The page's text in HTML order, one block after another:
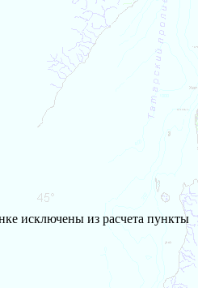
исключены из расчета пункты